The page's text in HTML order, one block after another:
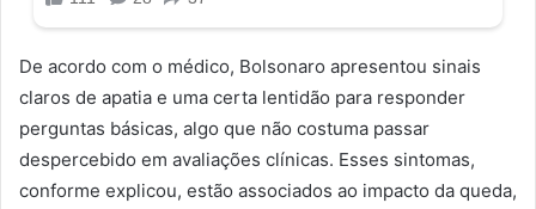
De acordo com o médico, Bolsonaro apresentou sinais
claros de apatia e uma certa lentidão para responder
perguntas básicas, algo que não costuma passar
despercebido em avaliações clínicas. Esses sintomas,
conforme explicou, estão associados ao impacto da queda,